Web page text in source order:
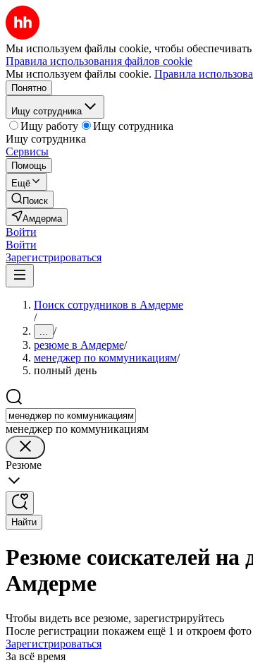
Мы используем файлы cookie, чтобы
Правила использования файлов cookie
Мы используем файлы cookie. Правила
Понятно
Ищу сотрудника
Ищу работу
Ищу сотрудника
Ищу сотрудника
Сервисы
Помощь
Ещё
Поиск
Амдерма
Войти
Войти
Зарегистрироваться
Поиск сотрудников в Амдерме
/
... /
резюме в Амдерме/
менеджер по коммуникациям/
полный день
менеджер по коммуникациям
Резюме
Найти
Резюме соискателей
Амдерме
Чтобы видеть все резюме, зарегистрируйтесь
После регистрации покажем ещё 1 и откроем фото
Зарегистрироваться
За всё время